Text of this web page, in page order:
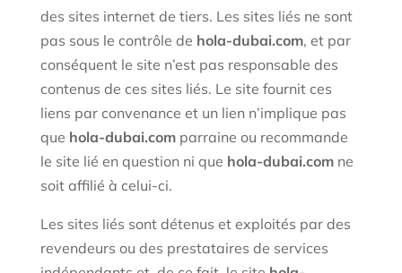
des sites internet de tiers. Les sites liés ne sont
pas sous le contrôle de hola-dubai.com, et par
conséquent le site n’est pas responsable des
contenus de ces sites liés. Le site fournit ces
liens par convenance et un lien n’implique pas
que hola-dubai.comparraine ou recommande
le site lié en question ni que hola-dubai.comne
soit affilié à celui-ci.
Les sites liés sont détenus et exploités par des
revendeurs ou des prestataires de services